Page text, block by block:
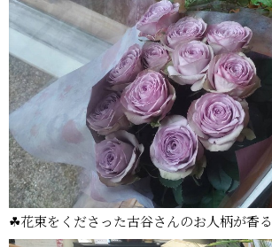
☘花束をくださった古谷さんのお人柄が香る